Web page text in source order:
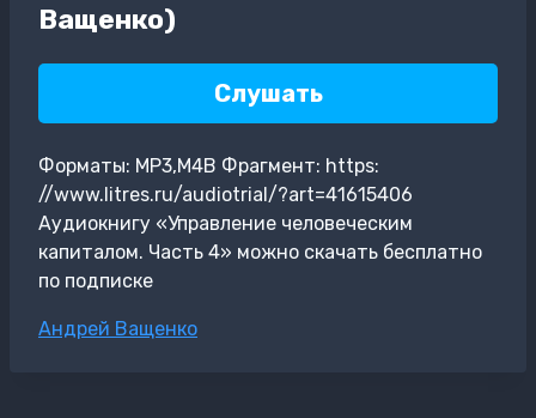
Ващенко)
Слушать
Форматы: MP3,M4B Фрагмент: https:
//www.litres.ru/audiotrial/?art=41615406
Аудиокнигу «Управление человеческим
капиталом. Часть 4» можно скачать бесплатно
по подписке
Метки
Андрей Ващенко